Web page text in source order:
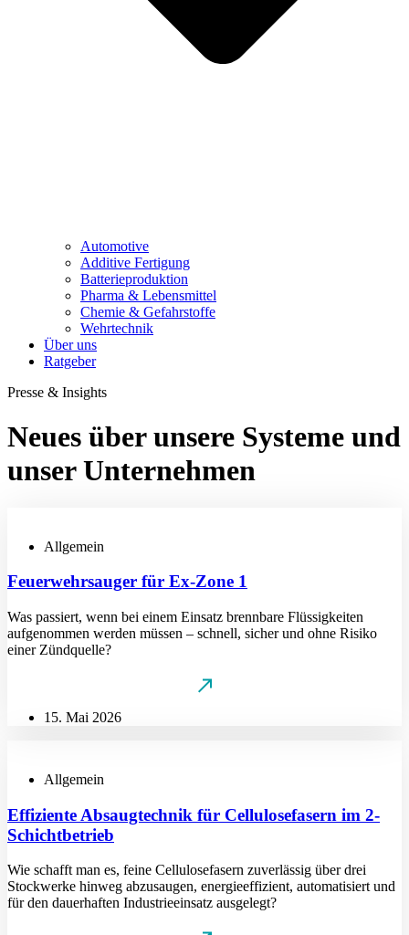
Automotive
Additive Fertigung
Batterieproduktion
Pharma & Lebensmittel
Chemie & Gefahrstoffe
Wehrtechnik
Über uns
Ratgeber
Presse & Insights
Neues über unsere Systeme und
unser Unternehmen
Allgemein
Feuerwehrsauger für Ex-Zone 1
Was passiert, wenn bei einem Einsatz brennbare Flüssigkeiten
aufgenommen werden müssen – schnell, sicher und ohne Risiko
einer Zündquelle?
15. Mai 2026
Allgemein
Effiziente Absaugtechnik für Cellulosefasern im 2-
Schichtbetrieb
Wie schafft man es, feine Cellulosefasern zuverlässig über drei
Stockwerke hinweg abzusaugen, energieeffizient, automatisiert und
für den dauerhaften Industrieeinsatz ausgelegt?